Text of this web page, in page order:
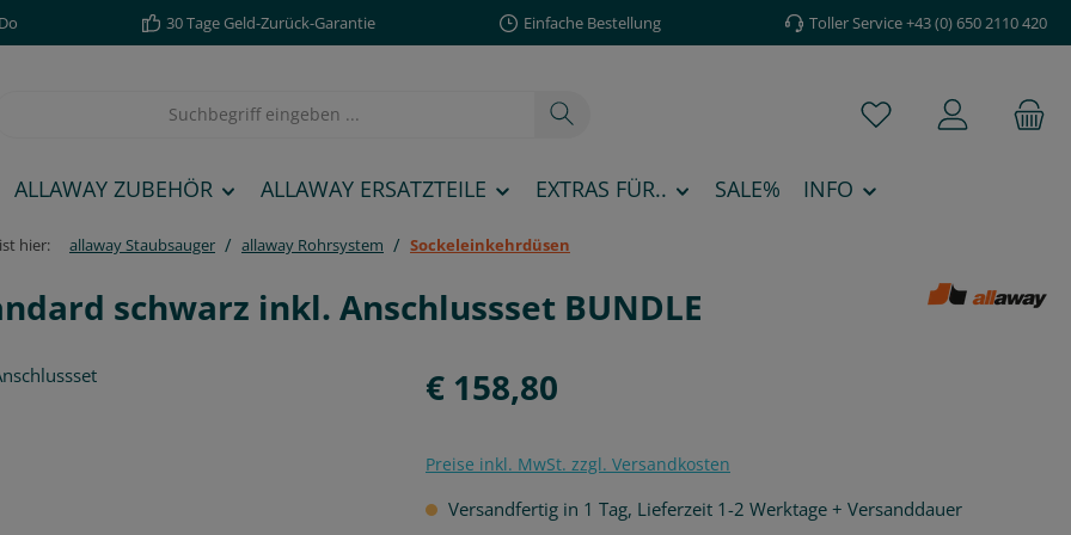
30 Tage Geld-Zurück-Garantie Einfache Bestellung Toller Service +43 (0) 650 2110 420
Du hast 0 Produkte
ALLAWAY ZUBEHÖR ALLAWAY ERSATZTEILE EXTRAS FÜR.. SALE% INFO
hier: allaway Staubsauger / allaway Rohrsystem / Sockeleinkehrdüsen
schwarz inkl. Anschlussset BUNDLE
Regulärer Preis:
€ 158,80
Preise inkl. MwSt. zzgl. Versandkosten
Versandfertig in 1 Tag, Lieferzeit 1-2 Werktage + Versanddauer